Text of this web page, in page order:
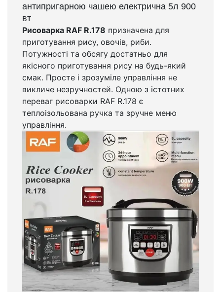
антипригарною чашею електрична 5л 900
вт
Рисоварка RAF R.178 призначена для
приготування рису, овочів, риби.
Потужності та обсягу достатньо для
якісного приготування рису на будь-який
смак. Просте і зрозуміле управління не
викличе незручностей. Одною з істотних
переваг рисоварки RAF R.178 є
теплоізольована ручка та зручне меню
управління.